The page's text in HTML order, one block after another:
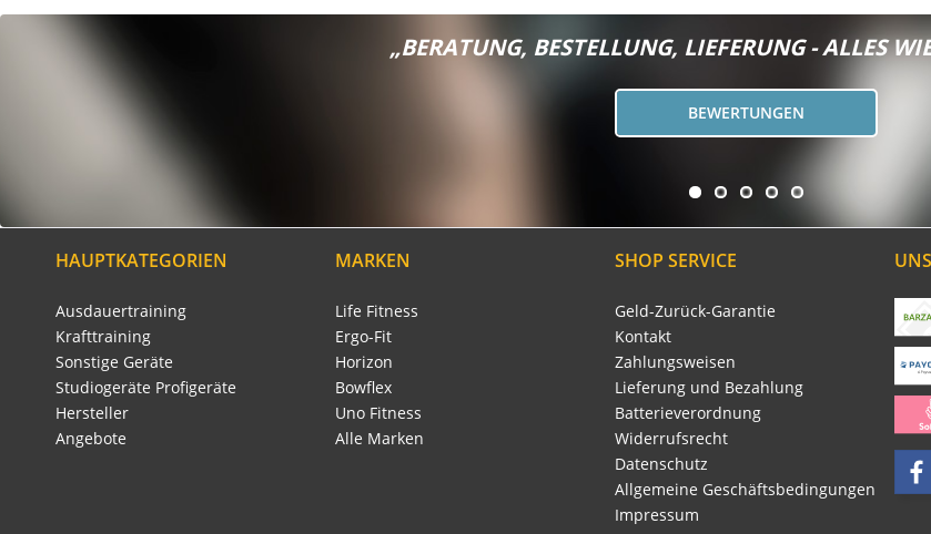
„BERATUNG, BESTELLUNG, LIEFERUNG - ALLES
BEWERTUNGEN
HAUPTKATEGORIEN
Ausdauertraining
Krafttraining
Sonstige Geräte
Studiogeräte Profigeräte
Hersteller
Angebote
MARKEN
Life Fitness
Ergo-Fit
Horizon
Bowflex
Uno Fitness
Alle Marken
SHOP SERVICE
Geld-Zurück-Garantie
Kontakt
Zahlungsweisen
Lieferung und Bezahlung
Batterieverordnung
Widerrufsrecht
Datenschutz
Allgemeine Geschäftsbedingungen
Impressum